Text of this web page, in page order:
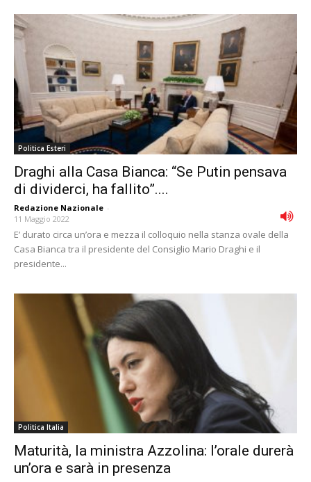
Politica Esteri
Draghi alla Casa Bianca: “Se Putin pensava
di dividerci, ha fallito”....
Redazione Nazionale -
11 Maggio 2022
E’ durato circa un’ora e mezza il colloquio nella stanza ovale della
Casa Bianca tra il presidente del Consiglio Mario Draghi e il
presidente...
Politica Italia
Maturità, la ministra Azzolina: l’orale durerà
un’ora e sarà in presenza